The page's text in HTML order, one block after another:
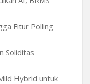
Fitur Polling
Soliditas
Hybrid untuk